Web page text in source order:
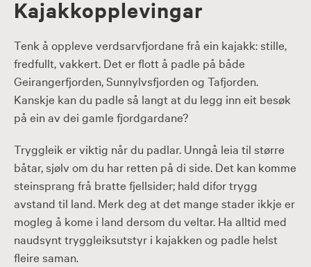
Kajakkopplevingar
Tenk å oppleve verdsarvfjordane frå ein kajakk: stille,
fredfullt, vakkert. Det er flott å padle på både
Geirangerfjorden, Sunnylvsfjorden og Tafjorden.
Kanskje kan du padle så langt at du legg inn eit besøk
på ein av dei gamle fjordgardane?
Tryggleik er viktig når du padlar. Unngå leia til større
båtar, sjølv om du har retten på di side. Det kan komme
steinsprang frå bratte fjellsider; hald difor trygg
avstand til land. Merk deg at det mange stader ikkje er
mogleg å kome i land dersom du veltar. Ha alltid med
naudsynt tryggleiksutstyr i kajakken og padle helst
fleire saman.